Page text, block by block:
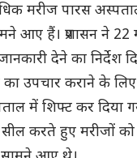
मरीज पारस
आए हैं। प्रशासन ने
देने का निर्देश
का उपचार कराने के
में शिफ्ट कर दिया
करते हुए मरीजों को